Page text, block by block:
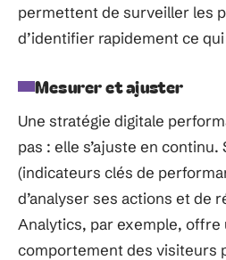
permettent de surveiller les
d’identifier rapidement ce
Mesurer et ajuster
Une stratégie digitale
pas : elle s’ajuste en continu.
(indicateurs clés de
d’analyser ses actions et de
Analytics, par exemple, offre
comportement des visiteurs